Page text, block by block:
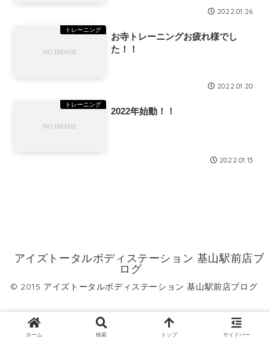
2022.01.26
トレーニング
お寺トレーニングお疲れ様でし
た！！
2022.01.20
トレーニング
2022年始動！！
2022.01.13
アイズトータルボディステーション 基山駅前店ブ
ログ
© 2015 アイズトータルボディステーション 基山駅前店ブログ.
ホーム 検索 トップ サイドバー